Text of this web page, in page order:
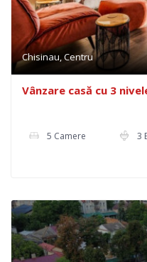
Chisinau, Centru
Vânzare casă cu 3
5 Camere 3